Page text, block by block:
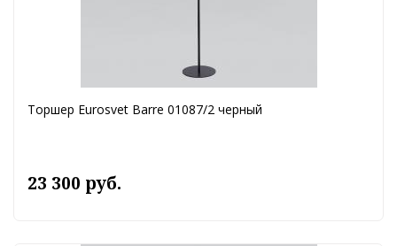
Торшер Eurosvet Barre 01087/2 черный
23 300 руб.